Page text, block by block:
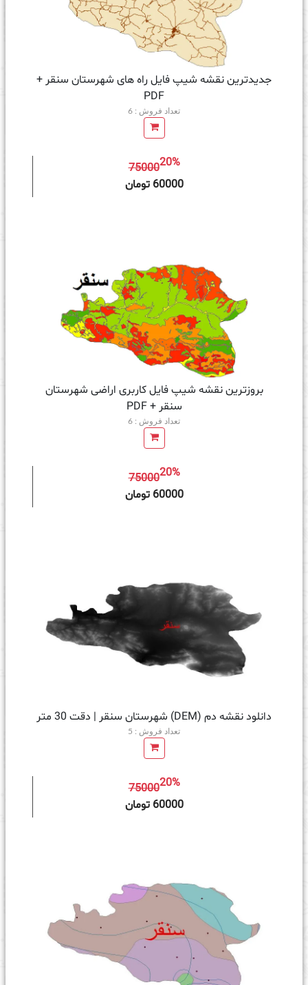
جدیدترین نقشه شیپ فایل راه های شهرستان سنقر +
PDF
تعداد فروش : 6
7500020%
60000 تومان
بروزترین نقشه شیپ فایل کاربری اراضی شهرستان
سنقر + PDF
تعداد فروش : 6
7500020%
60000 تومان
دانلود نقشه دم (DEM) شهرستان سنقر | دقت 30 متر
تعداد فروش : 5
7500020%
60000 تومان